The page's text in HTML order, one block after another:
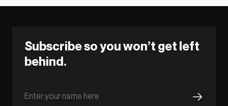
Subscribe so you won’t get left
behind.